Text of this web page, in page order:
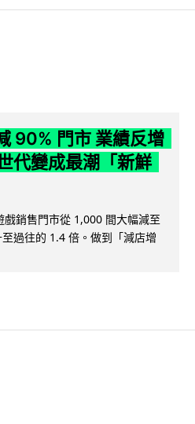
90% 門市 業績反增
代變成最潮「新鮮
戲銷售門市從 1,000 間大幅減至
過往的 1.4 倍。做到「減店增